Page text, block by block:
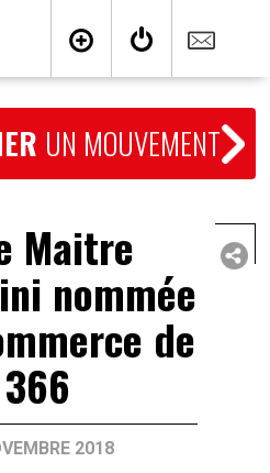
UN MOUVEMENT
Maitre
nommée
de
366
2018